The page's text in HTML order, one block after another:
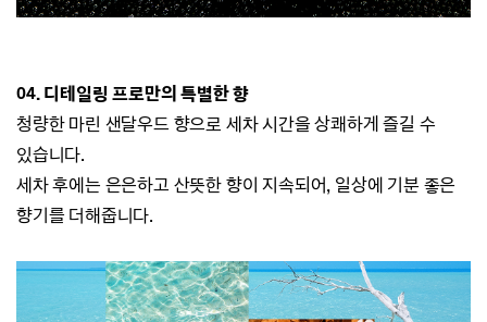
04. 디테일링 프로만의 특별한 향
청량한 마린 샌달우드 향으로 세차 시간을 상쾌하게 즐길 수
있습니다.
세차 후에는 은은하고 산뜻한 향이 지속되어, 일상에 기분 좋은
향기를 더해줍니다.